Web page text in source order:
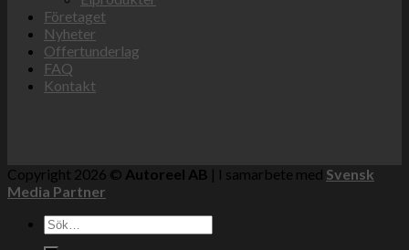
Företaget
Nyheter
Offertunderlag
FAQ
Kontakt
Copyright 2026 © Autoreel AB | I samarbete med Svensk
Media Partner
Sök
efter: